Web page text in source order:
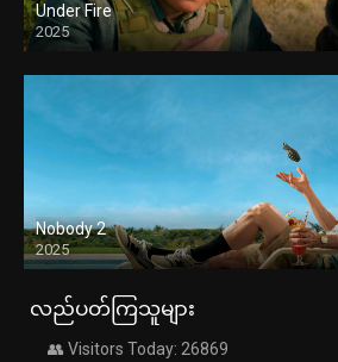
Under Fire
2025
Nobody 2
2025
လည်ပတ်ကြသူများ
👥 Visitors Today: 26869